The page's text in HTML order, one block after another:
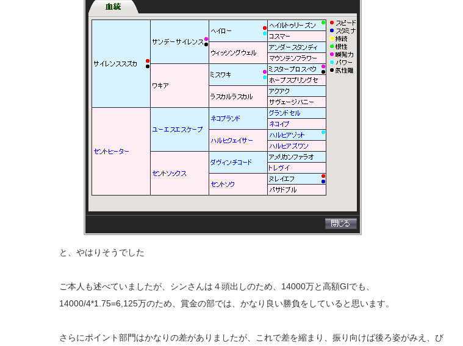
と、やはりそうでした
ご本人も述べていましたが、シンさんは４頭出しのため、14000万と高額GIでも、
14000/4*1.75=6,125万のため、賞金の部では、かなり良い勝負をしていると思います。
さらにポイント部門はかなりの差がありましたが、これで差を縮まり、振り向けば後ろ姿がみえ、び